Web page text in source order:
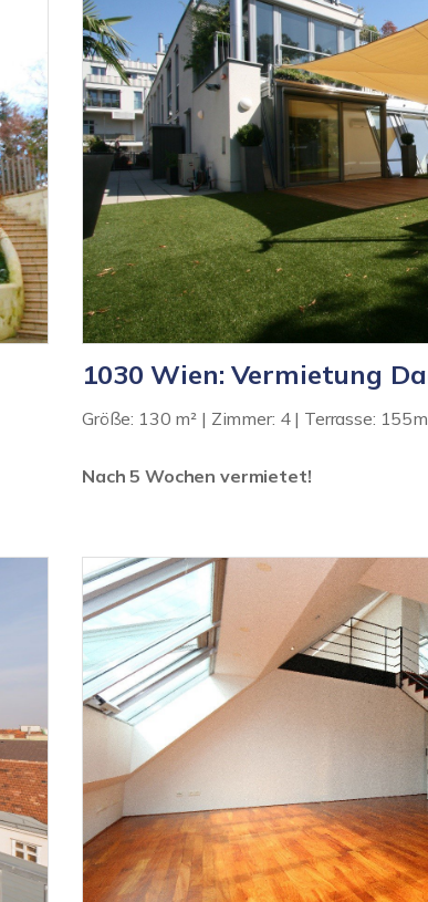
1030 Wien: Vermietung
Größe: 130 m² | Zimmer: 4 | Terrasse:
Nach 5 Wochen vermietet!